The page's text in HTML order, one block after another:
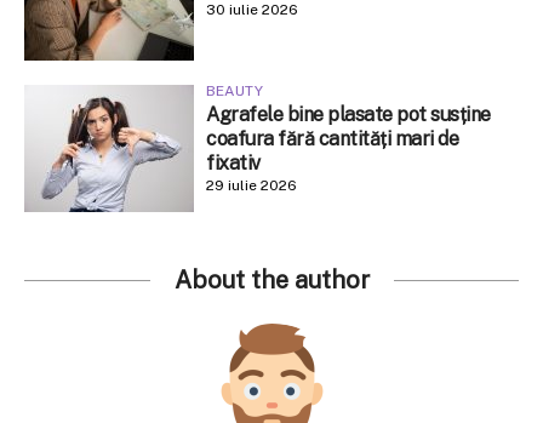
30 iulie 2026
BEAUTY
Agrafele bine plasate pot susține
coafura fără cantități mari de
fixativ
29 iulie 2026
About the author